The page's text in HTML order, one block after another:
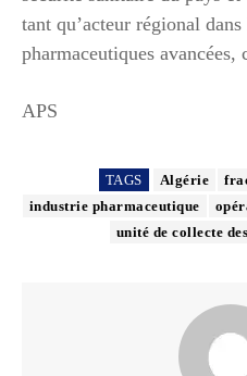
tant qu’acteur régional
pharmaceutiques
APS
TAGS Algérie
industrie pharmaceutique
unité de collecte